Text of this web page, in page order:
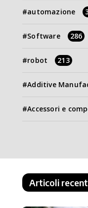
automazione
Software 286
robot 213
Additive
Accessori e
Articoli